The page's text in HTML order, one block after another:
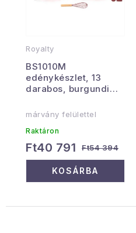
Royalty
BS1010M
edénykészlet, 13
darabos, burgundi
márvány felülettel
Raktáron
Ft40 791 Ft54 394
KOSÁRBA